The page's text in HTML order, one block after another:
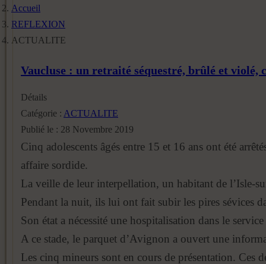
Accueil
REFLEXION
ACTUALITE
Vaucluse : un retraité séquestré, brûlé et violé,
Détails
Catégorie : ACTUALITE
Publié le : 28 Novembre 2019
Cinq adolescents âgés entre 15 et 16 ans ont été
affaire sordide.
La veille de leur interpellation, un habitant de l’Isle-
Pendant la nuit, ils lui ont fait subir les pires sévices
Son état a nécessité une hospitalisation dans le
A ce stade, le parquet d’Avignon a ouvert une
Les cinq mineurs sont en cours de présentation. Ces